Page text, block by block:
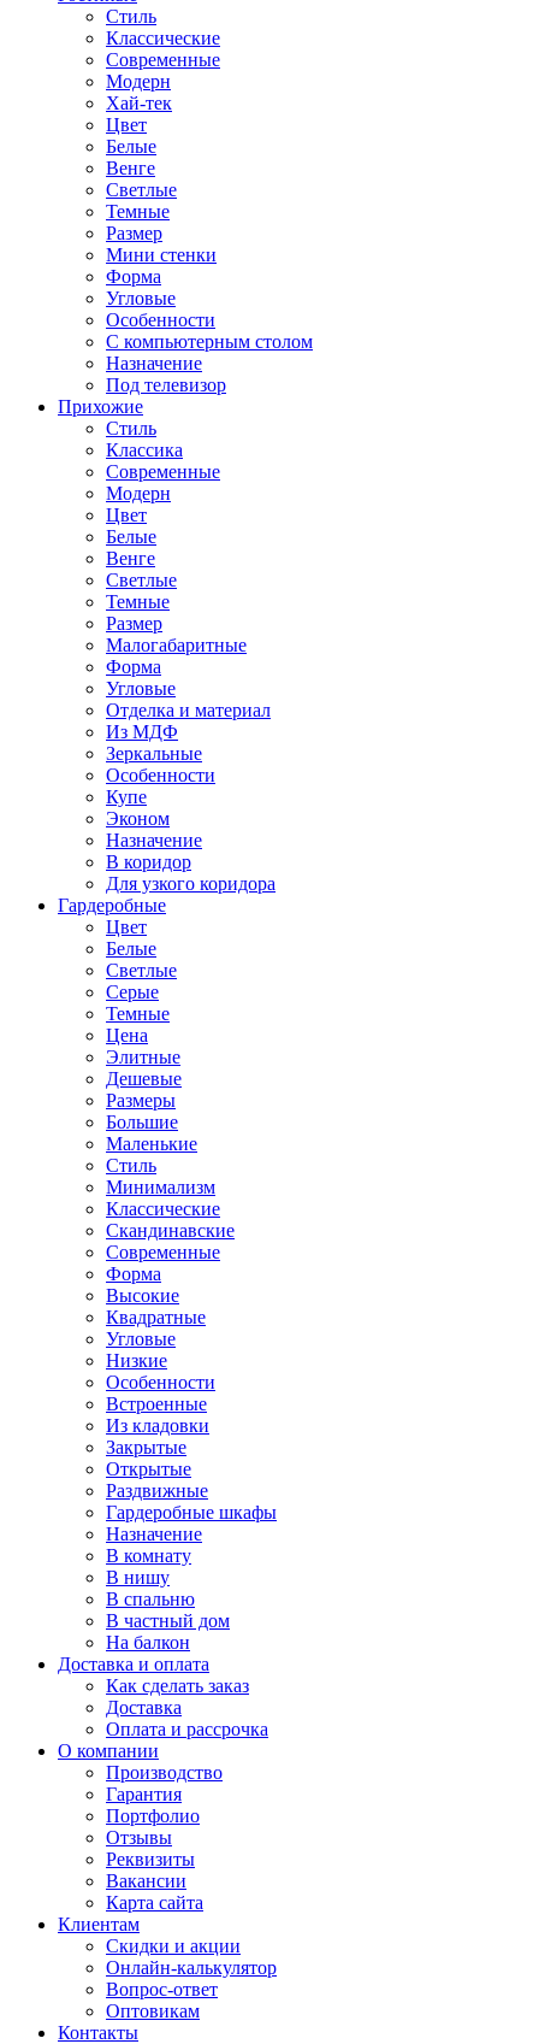
Стиль
Классические
Современные
Модерн
Хай-тек
Цвет
Белые
Венге
Светлые
Темные
Размер
Мини стенки
Форма
Угловые
Особенности
С компьютерным столом
Назначение
Под телевизор
Прихожие
Стиль
Классика
Современные
Модерн
Цвет
Белые
Венге
Светлые
Темные
Размер
Малогабаритные
Форма
Угловые
Отделка и материал
Из МДФ
Зеркальные
Особенности
Купе
Эконом
Назначение
В коридор
Для узкого коридора
Гардеробные
Цвет
Белые
Светлые
Серые
Темные
Цена
Элитные
Дешевые
Размеры
Большие
Маленькие
Стиль
Минимализм
Классические
Скандинавские
Современные
Форма
Высокие
Квадратные
Угловые
Низкие
Особенности
Встроенные
Из кладовки
Закрытые
Открытые
Раздвижные
Гардеробные шкафы
Назначение
В комнату
В нишу
В спальню
В частный дом
На балкон
Доставка и оплата
Как сделать заказ
Доставка
Оплата и рассрочка
О компании
Производство
Гарантия
Портфолио
Отзывы
Реквизиты
Вакансии
Карта сайта
Клиентам
Скидки и акции
Онлайн-калькулятор
Вопрос-ответ
Оптовикам
Контакты